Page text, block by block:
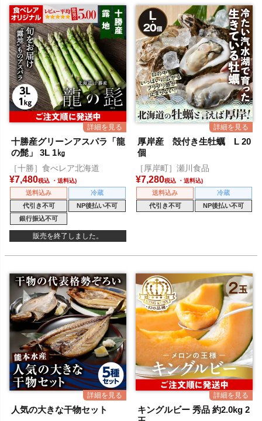
十勝産グリーンアスパラ「龍
の髭」 3L 1㎏
［十勝］食べレア北海道
¥7,480税込
送料込み
冷蔵
代引き不可
NP後払い不可
銀行振込不可
販売を終了しました。
厚岸産 殻付き生牡蠣 L 20
個
［厚岸町］瀬川食品
¥7,280税込
送料込み
冷蔵
代引き不可
NP後払い不可
人気の大きな干物セット
キングルビー 秀品 約2.0kg 2